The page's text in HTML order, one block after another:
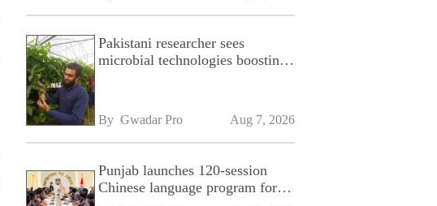
Pakistani researcher sees
microbial technologies boosting
By Gwadar Pro Aug 7, 2026
Punjab launches 120-session
Chinese language program for